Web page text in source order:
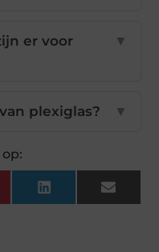
er voor
▼
plexiglas? ▼
LinkedInEmail